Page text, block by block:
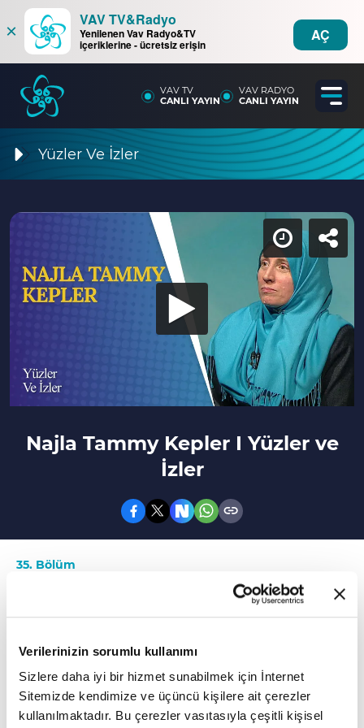
Verilerinizin sorumlu kullanımı
Sizlere daha iyi bir hizmet sunabilmek için İnternet
Sitemizde kendimize ve üçüncü kişilere ait çerezler
kullanılmaktadır. Bu çerezler vasıtasıyla çeşitli kişisel
×
VAV TV&Radyo
Yenilenen Vav Radyo&TV
içeriklerine - ücretsiz erişin
AÇ
VAV TV
CANLI YAYIN
VAV RADYO
CANLI YAYIN
Yüzler Ve İzler
Najla Tammy Kepler I Yüzler ve
İzler
35. Bölüm
Yüzler ve İzler'in bu bölümünde Najla Tammy
Kepler hidayet yolculuğundan bahsediyor.
Yüzler ve İzler programında Hikmet Öztürk'ün
konuğu oldu. Najla Tammy Kepler Vav TV